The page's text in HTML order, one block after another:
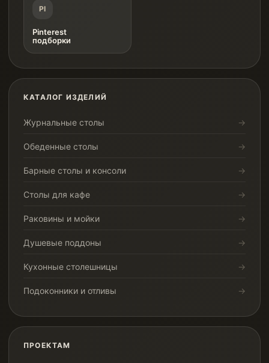
PI
Pinterest
подборки
КАТАЛОГ ИЗДЕЛИЙ
Журнальные столы
Обеденные столы
Барные столы и консоли
Столы для кафе
Раковины и мойки
Душевые поддоны
Кухонные столешницы
Подоконники и отливы
ПРОЕКТАМ